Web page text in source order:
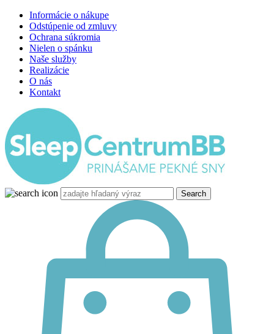
Informácie o nákupe
Odstúpenie od zmluvy
Ochrana súkromia
Nielen o spánku
Naše služby
Realizácie
O nás
Kontakt